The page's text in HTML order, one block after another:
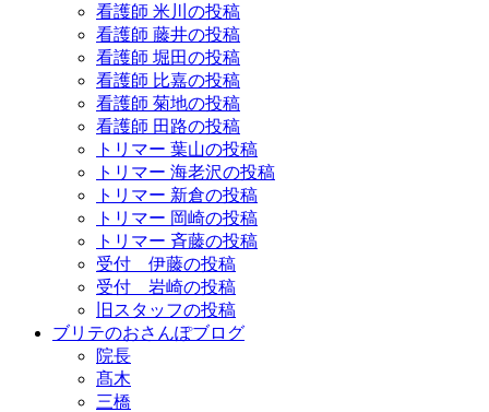
看護師 米川の投稿
看護師 藤井の投稿
看護師 堀田の投稿
看護師 比嘉の投稿
看護師 菊地の投稿
看護師 田路の投稿
トリマー 葉山の投稿
トリマー 海老沢の投稿
トリマー 新倉の投稿
トリマー 岡崎の投稿
トリマー 斉藤の投稿
受付 伊藤の投稿
受付 岩崎の投稿
旧スタッフの投稿
ブリテのおさんぽブログ
院長
髙木
三橋